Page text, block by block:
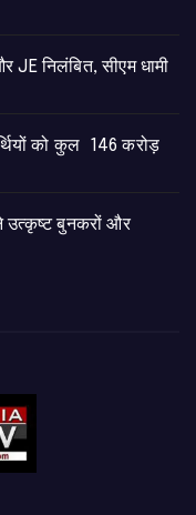
JE निलंबित, सीएम धामी
को कुल 146 करोड़
उत्कृष्ट बुनकरों और